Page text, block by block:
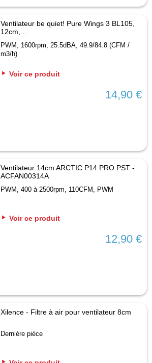
Ventilateur be quiet! Pure Wings 3 BL105,
12cm,...
PWM, 1600rpm, 25.5dBA, 49.9/84.8 (CFM /
m3/h)
Voir ce produit
14,90 €
Ventilateur 14cm ARCTIC P14 PRO PST -
ACFAN00314A
PWM, 400 à 2500rpm, 110CFM, PWM
Voir ce produit
12,90 €
Xilence - Filtre à air pour ventilateur 8cm
Dernière pièce